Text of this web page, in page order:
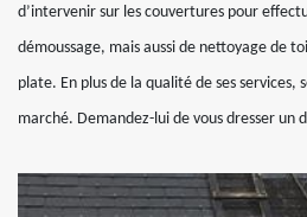
d’intervenir sur les couvertures pour
démoussage, mais aussi de nettoyage de
plate. En plus de la qualité de ses services,
marché. Demandez-lui de vous dresser un